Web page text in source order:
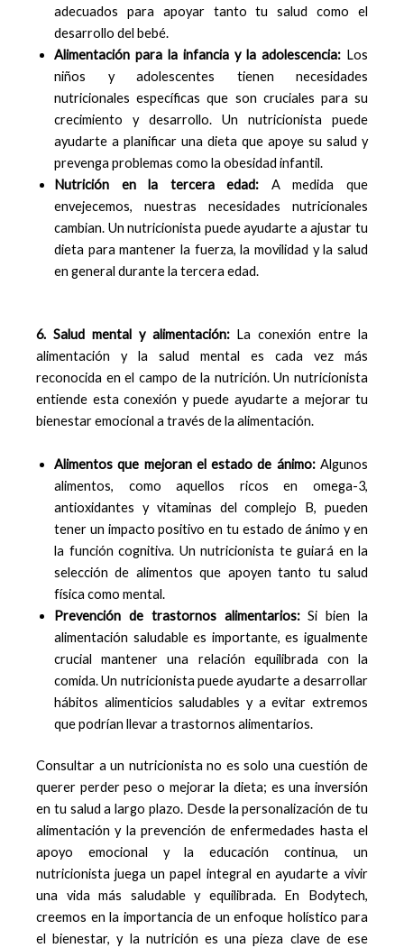
adecuados para apoyar tanto tu salud como el
desarrollo del bebé.
Alimentación para la infancia y la adolescencia: Los
niños y adolescentes tienen necesidades
nutricionales específicas que son cruciales para su
crecimiento y desarrollo. Un nutricionista puede
ayudarte a planificar una dieta que apoye su salud y
prevenga problemas como la obesidad infantil.
Nutrición en la tercera edad: A medida que
envejecemos, nuestras necesidades nutricionales
cambian. Un nutricionista puede ayudarte a ajustar tu
dieta para mantener la fuerza, la movilidad y la salud
en general durante la tercera edad.
6. Salud mental y alimentación:La conexión entre la
alimentación y la salud mental es cada vez más
reconocida en el campo de la nutrición. Un nutricionista
entiende esta conexión y puede ayudarte a mejorar tu
bienestar emocional a través de la alimentación.
Alimentos que mejoran el estado de ánimo:Algunos
alimentos, como aquellos ricos en omega-3,
antioxidantes y vitaminas del complejo B, pueden
tener un impacto positivo en tu estado de ánimo y en
la función cognitiva. Un nutricionista te guiará en la
selección de alimentos que apoyen tanto tu salud
física como mental.
Prevención de trastornos alimentarios:Si bien la
alimentación saludable es importante, es igualmente
crucial mantener una relación equilibrada con la
comida. Un nutricionista puede ayudarte a desarrollar
hábitos alimenticios saludables y a evitar extremos
que podrían llevar a trastornos alimentarios.
Consultar a un nutricionista no es solo una cuestión de
querer perder peso o mejorar la dieta; es una inversión
en tu salud a largo plazo. Desde la personalización de tu
alimentación y la prevención de enfermedades hasta el
apoyo emocional y la educación continua, un
nutricionista juega un papel integral en ayudarte a vivir
una vida más saludable y equilibrada. En Bodytech,
creemos en la importancia de un enfoque holístico para
el bienestar, y la nutrición es una pieza clave de ese